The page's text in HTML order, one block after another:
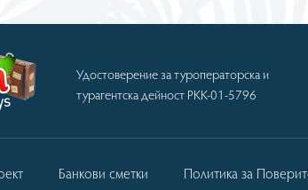
Удостоверение за туроператорска и
турагентска дейност РКК-01-5796
Банкови сметки Политика за